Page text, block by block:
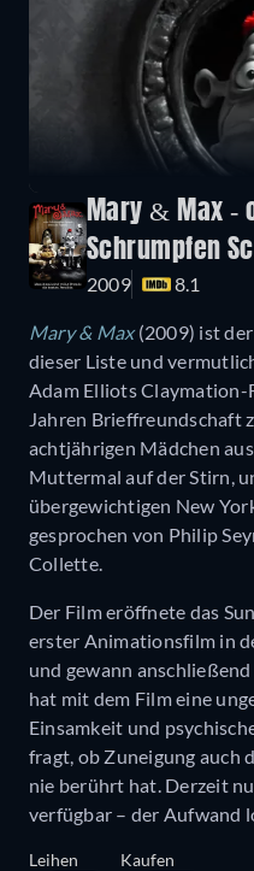
Mary & Max -
Schrumpfen
regnet?
2009 8.1
Mary & Max(2009) ist
dieser Liste und
Adam Elliots Claymation-
Jahren Brieffreundschaft
achtjährigen Mädchen
Muttermal auf der Stirn,
übergewichtigen New
gesprochen von Philip
Collette.
Der Film eröffnete das
erster Animationsfilm in
und gewann
hat mit dem Film eine
Einsamkeit und
fragt, ob Zuneigung auch
nie berührt hat. Derzeit
verfügbar – der Aufwand
Leihen Kaufen